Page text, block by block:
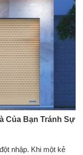
Của Bạn Tránh Sự
nhập. Khi một kẻ